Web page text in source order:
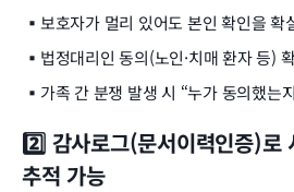
▪️ 보호자가 멀리 있어도 본인 확인을 확
▪️ 법정대리인 동의(노인·치매 환자 등)
▪️ 가족 간 분쟁 발생 시 “누가 동의했는
2️⃣ 감사로그(문서이력인증)
추적 가능